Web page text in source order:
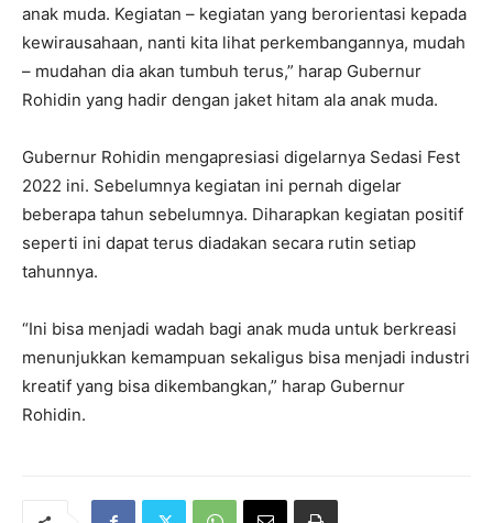
anak muda. Kegiatan – kegiatan yang berorientasi kepada
kewirausahaan, nanti kita lihat perkembangannya, mudah
– mudahan dia akan tumbuh terus,” harap Gubernur
Rohidin yang hadir dengan jaket hitam ala anak muda.
Gubernur Rohidin mengapresiasi digelarnya Sedasi Fest
2022 ini. Sebelumnya kegiatan ini pernah digelar
beberapa tahun sebelumnya. Diharapkan kegiatan positif
seperti ini dapat terus diadakan secara rutin setiap
tahunnya.
“Ini bisa menjadi wadah bagi anak muda untuk berkreasi
menunjukkan kemampuan sekaligus bisa menjadi industri
kreatif yang bisa dikembangkan,” harap Gubernur
Rohidin.